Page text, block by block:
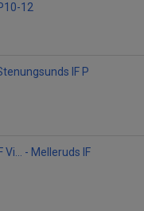
12
IF P
Vi... - Melleruds IF